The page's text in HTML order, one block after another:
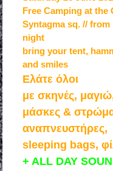
Free Camping at the
Syntagma sq. //
night
bring your tent,
and smiles
Ελάτε όλοι
με σκηνές,
μάσκες &
αναπνευστήρες,
sleeping bags,
+ ALL DAY